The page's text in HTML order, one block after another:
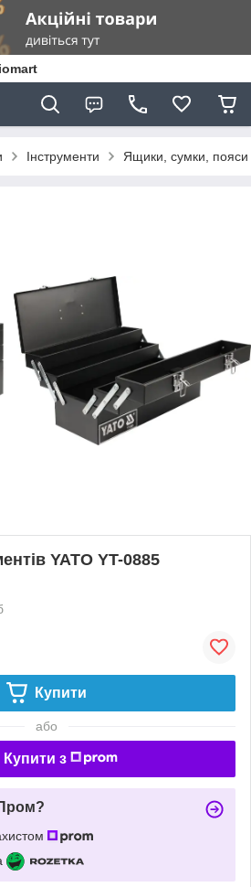
Інструменти Ящики, сумки, пояси
YATO YT-0885
Купити
або
Купити з